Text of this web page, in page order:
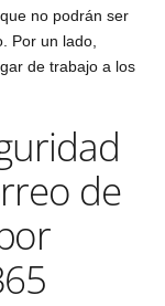
no podrán ser
Por un lado,
de trabajo a los
de